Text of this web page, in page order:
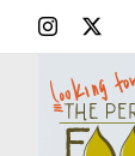
Instagram